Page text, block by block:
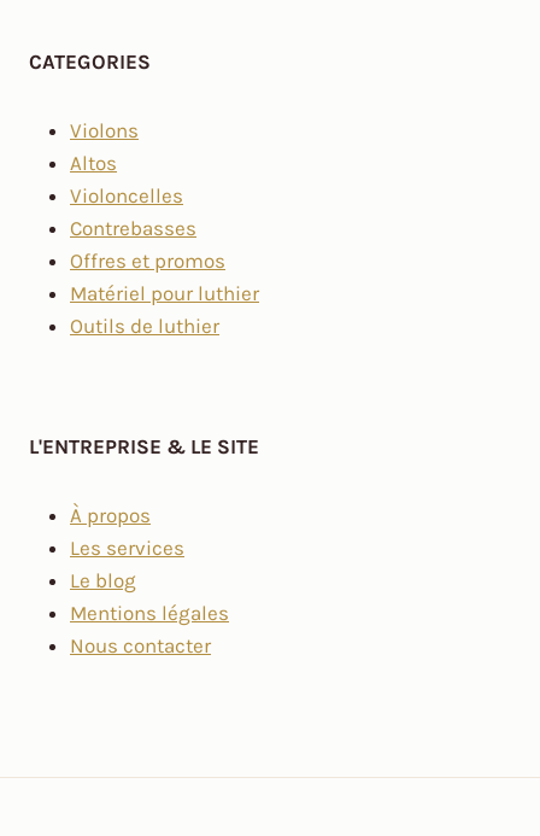
CATEGORIES
Violons
Altos
Violoncelles
Contrebasses
Offres et promos
Matériel pour luthier
Outils de luthier
L'ENTREPRISE & LE SITE
À propos
Les services
Le blog
Mentions légales
Nous contacter